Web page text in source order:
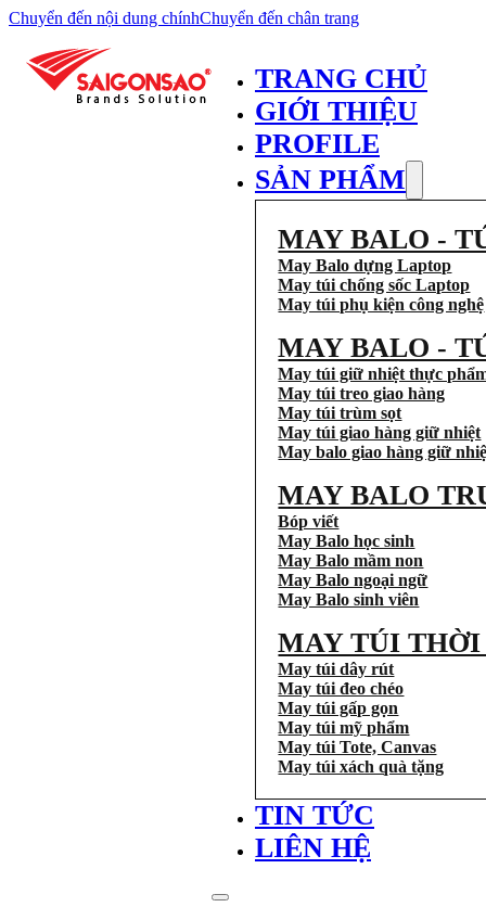
Chuyển đến nội dung chínhChuyển đến chân trang
TRANG CHỦ
GIỚI THIỆU
PROFILE
SẢN PHẨM
MAY BALO -
May Balo dựng Laptop
May túi chống sốc Laptop
May túi phụ kiện công nghệ
MAY BALO -
May túi giữ nhiệt thực
May túi treo giao hàng
May túi trùm sọt
May túi giao hàng giữ nhiệt
May balo giao hàng giữ
MAY BALO
Bóp viết
May Balo học sinh
May Balo mầm non
May Balo ngoại ngữ
May Balo sinh viên
MAY TÚI
May túi dây rút
May túi đeo chéo
May túi gấp gọn
May túi mỹ phẩm
May túi Tote, Canvas
May túi xách quà tặng
TIN TỨC
LIÊN HỆ